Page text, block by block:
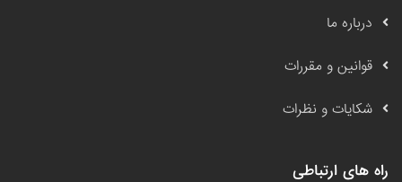
درباره ما
قوانین و مقررات
شکایات و نظرات
راه های ارتباطی